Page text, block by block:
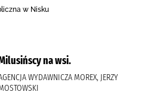
w Nisku
na wsi.
WYDAWNICZA MOREX, JERZY